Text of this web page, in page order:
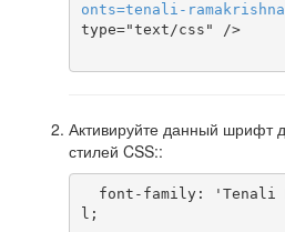
onts=tenali-ramakrishna
type="text/css" />
Активируйте данный шрифт
стилей CSS::
l;